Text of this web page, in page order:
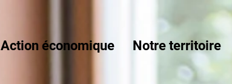
Action économique Notre territoire